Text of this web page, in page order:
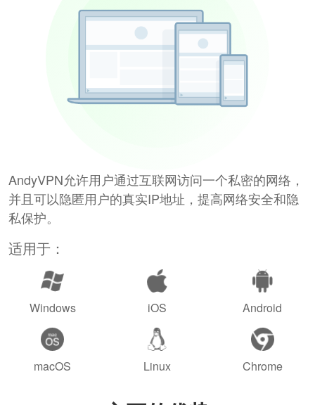
AndyVPN允许用户通过互联网访问一个私密的网络，
并且可以隐匿用户的真实IP地址，提高网络安全和隐
私保护。
适用于：
Windows iOS Android
macOS Linux Chrome